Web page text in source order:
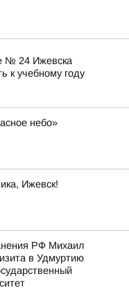
№ 24 Ижевска
к учебному году
небо»
Ижевск!
РФ Михаил
в Удмуртию